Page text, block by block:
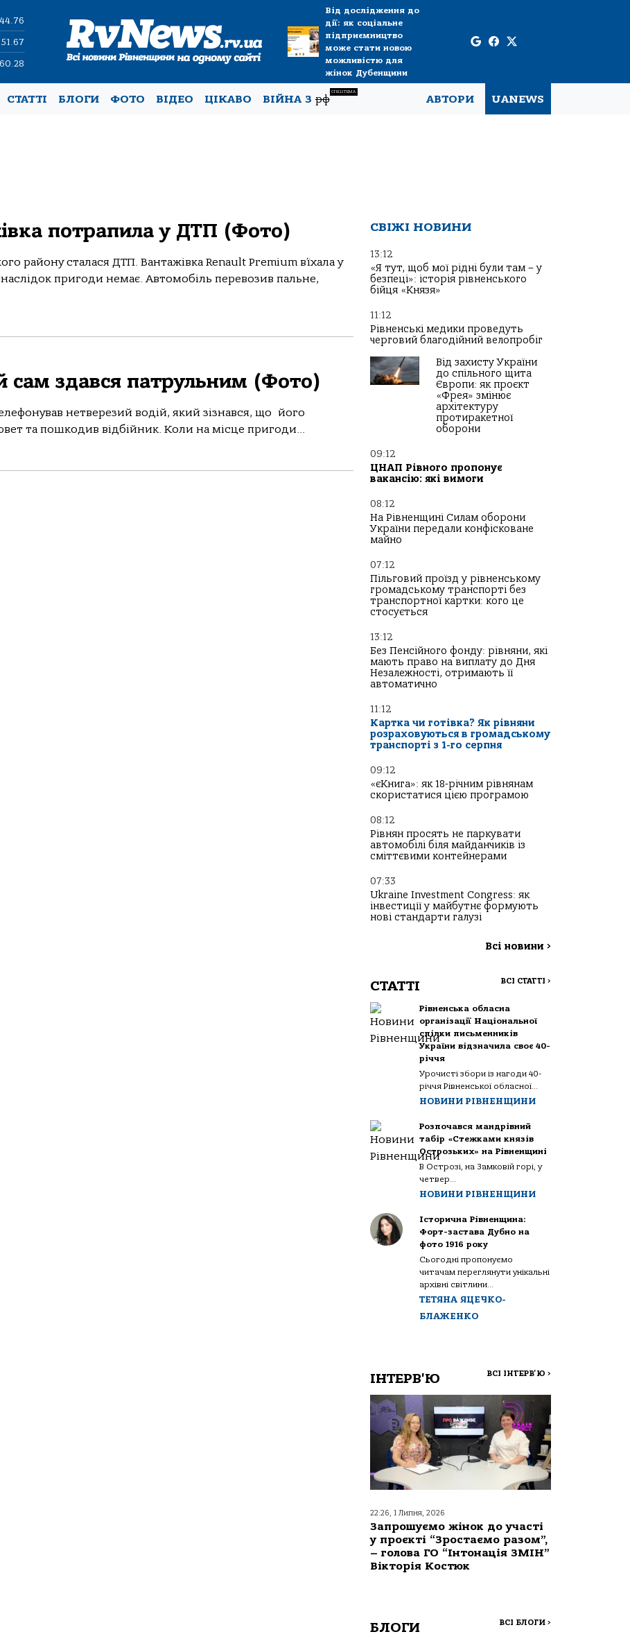
44.76
51.67
60.28
Від дослідження до
дії: як соціальне
підприємництво
може стати новою
можливістю для
жінок Дубенщини
СТАТТІ БЛОГИ ФОТО ВІДЕО ЦІКАВО ВІЙНА Зрф
СПЕЦТЕМА
АВТОРИ UANEWS
потрапила у ДТП (Фото)
району сталася ДТП. Вантажівка Renault Premium в’їхала у
пригоди немає. Автомобіль перевозив пальне,
сам здався патрульним (Фото)
нетверезий водій, який зізнався, що його
та пошкодив відбійник. Коли на місце пригоди...
СВІЖІ НОВИНИ
13:12
«Я тут, щоб мої рідні були там – у
безпеці»: історія рівненського
бійця «Князя»
11:12
Рівненські медики проведуть
черговий благодійний велопробіг
Від захисту України
до спільного щита
Європи: як проєкт
«Фрея» змінює
архітектуру
протиракетної
оборони
09:12
ЦНАП Рівного пропонує
вакансію: які вимоги
08:12
На Рівненщині Силам оборони
України передали конфісковане
майно
07:12
Пільговий проїзд у рівненському
громадському транспорті без
транспортної картки: кого це
стосується
13:12
Без Пенсійного фонду: рівняни, які
мають право на виплату до Дня
Незалежності, отримають її
автоматично
11:12
Картка чи готівка? Як рівняни
розраховуються в громадському
транспорті з 1-го серпня
09:12
«єКнига»: як 18-річним рівнянам
скористатися цією програмою
08:12
Рівнян просять не паркувати
автомобілі біля майданчиків із
сміттєвими контейнерами
07:33
Ukraine Investment Congress: як
інвестиції у майбутнє формують
нові стандарти галузі
Всі новини >
СТАТТІ ВСІ СТАТТІ >
Рівненська обласна
організації Національної
спілки письменників
України відзначила своє 40-
річчя
Урочисті збори із нагоди 40-
річчя Рівненської обласної...
НОВИНИ РІВНЕНЩИНИ
Розпочався мандрівний
табір «Стежками князів
Острозьких» на Рівненщині
В Острозі, на Замковій горі, у
четвер...
НОВИНИ РІВНЕНЩИНИ
Історична Рівненщина:
Форт-застава Дубно на
фото 1916 року
Сьогодні пропонуємо
читачам переглянути унікальні
архівні світлини...
ТЕТЯНА ЯЦЕЧКО-
БЛАЖЕНКО
ІНТЕРВ'Ю ВСІ ІНТЕРВ'Ю >
22:26, 1 Липня, 2026
Запрошуємо жінок до участі
у проєкті “Зростаємо разом”,
– голова ГО “Інтонація ЗМІН”
Вікторія Костюк
БЛОГИ ВСІ БЛОГИ >